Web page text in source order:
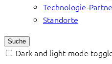
Technologie-
Standorte
Suche
Dark and light mode